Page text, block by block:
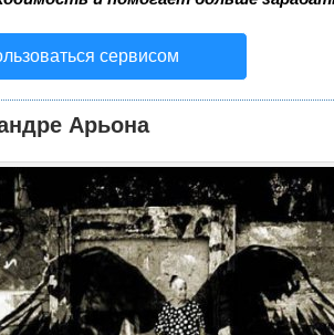
сервисом
Арьона